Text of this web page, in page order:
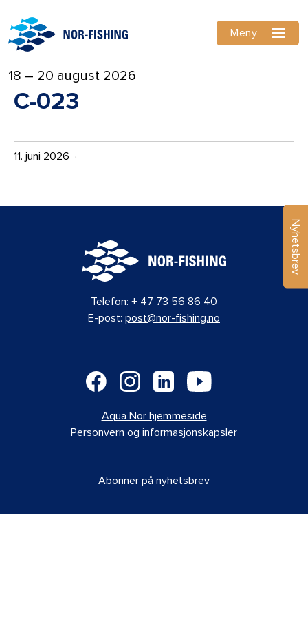
18 – 20 august 2026
Meny
C-023
11. juni 2026 ·
Nyhetsbrev
Telefon: + 47 73 56 86 40
E-post: post@nor-fishing.no
Aqua Nor hjemmeside
Personvern og informasjonskapsler
Abonner på nyhetsbrev